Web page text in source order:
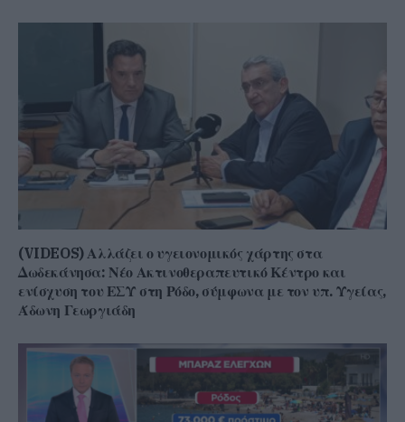
(VIDEOS) Αλλάζει ο υγειονομικός χάρτης στα
Δωδεκάνησα: Νέο Ακτινοθεραπευτικό Κέντρο και
ενίσχυση του ΕΣΥ στη Ρόδο, σύμφωνα με τον υπ. Υγείας,
Άδωνη Γεωργιάδη